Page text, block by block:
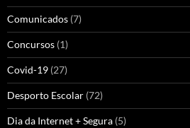
Comunicados (7)
Concursos (1)
Covid-19 (27)
Desporto Escolar (72)
Dia da Internet + Segura (5)